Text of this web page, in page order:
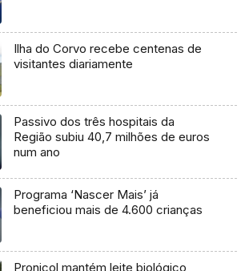
Ilha do Corvo recebe centenas de
visitantes diariamente
Passivo dos três hospitais da
Região subiu 40,7 milhões de euros
num ano
Programa ‘Nascer Mais’ já
beneficiou mais de 4.600 crianças
Pronicol mantém leite biológico